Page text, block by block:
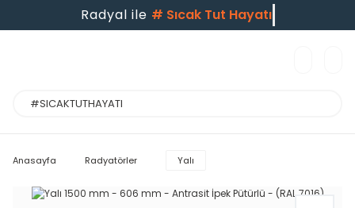
Radyal ile # Sıcak Tut Hayatı
Anasayfa Radyatörler Yalı